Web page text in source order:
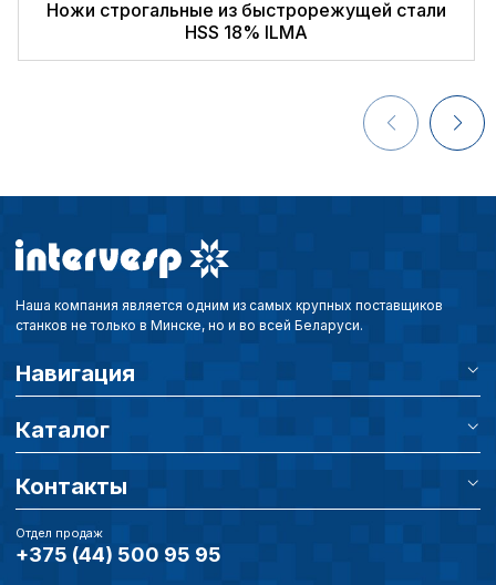
Ножи строгальные из быстрорежущей стали
HSS 18% ILMA
Наша компания является одним из самых крупных поставщиков
станков не только в Минске, но и во всей Беларуси.
Навигация
Каталог
Контакты
Отдел продаж
+375 (44) 500 95 95